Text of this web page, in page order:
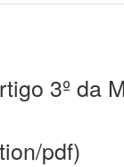
3º da
pdf)